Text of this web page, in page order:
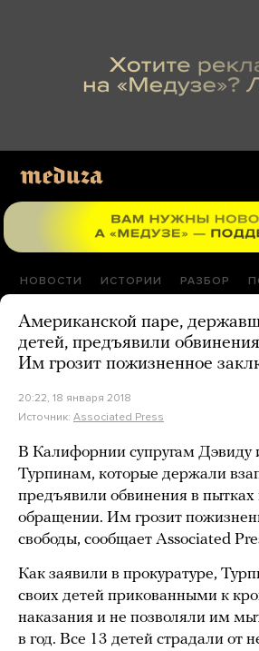
НОВОСТИ ИСТОРИИ РАЗБОР
Американской паре,
детей, предъявили
Им грозит пожизненное
20:22, 18 января 2018
Источник: Associated Press
В Калифорнии супругам Дэвиду
Турпинам, которые держали
предъявили обвинения в
обращении. Им грозит
свободы, сообщает Associated
Как заявили в прокуратуре,
своих детей прикованными к
наказания и не позволяли им
в год. Все 13 детей страдали от